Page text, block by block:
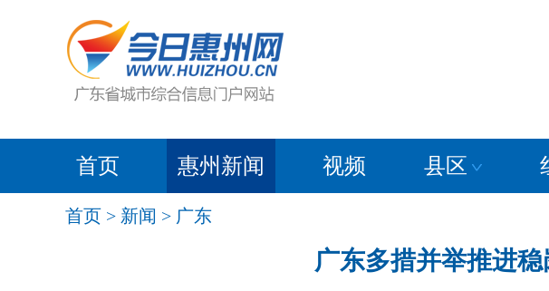
首页 惠州新闻 视频 县区
首页 > 新闻 > 广东
广东多措并举推进